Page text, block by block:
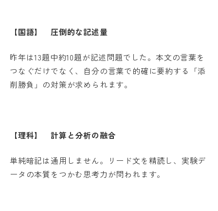
【国語】 圧倒的な記述量
昨年は13題中約10題が記述問題でした。本文の言葉を
つなぐだけでなく、自分の言葉で的確に要約する「添
削勝負」の対策が求められます。
【理科】 計算と分析の融合
単純暗記は通用しません。リード文を精読し、実験デ
ータの本質をつかむ思考力が問われます。